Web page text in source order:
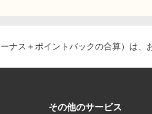
ナス＋ポイントバックの合算）は
その他のサービス